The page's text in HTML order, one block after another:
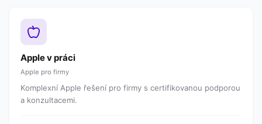
Apple v práci
Apple pro firmy
Komplexní Apple řešení pro firmy s certifikovanou podporou
a konzultacemi.